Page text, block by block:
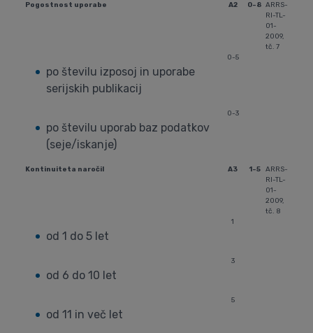
Pogostnost uporabe A2 0-8 ARRS-
RI-TL-
01-
2009,
tč. 7
po številu izposoj in uporabe
serijskih publikacij
0-5
po številu uporab baz podatkov
(seje/iskanje)
0-3
Kontinuiteta naročil A3 1-5
ARRS-
RI-TL-
01-
2009,
tč. 8
od 1 do 5 let
1
od 6 do 10 let
3
od 11 in več let
5